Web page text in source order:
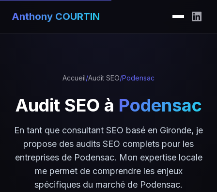
Anthony COURTIN
Accueil/Audit SEO/Podensac
Audit SEO à Podensac
En tant que consultant SEO basé en Gironde, je
propose des audits SEO complets pour les
entreprises de Podensac. Mon expertise locale
me permet de comprendre les enjeux
spécifiques du marché de Podensac.